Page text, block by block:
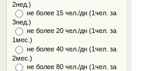
2нед.)
не более 15 чел./дн (1чел. за
3нед.)
не более 20 чел./дн (1чел. за
1мес.)
не более 40 чел./дн (1чел. за
2мес.)
не более 80 чел./дн (1чел. за